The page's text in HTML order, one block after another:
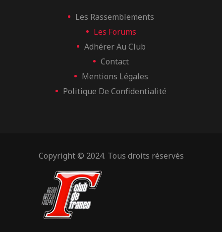
Les Rassemblements
Les Forums
Adhérer Au Club
Contact
Mentions Légales
Politique De Confidentialité
Copyright © 2024. Tous droits réservés